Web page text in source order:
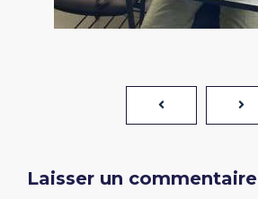
Laisser un commentaire